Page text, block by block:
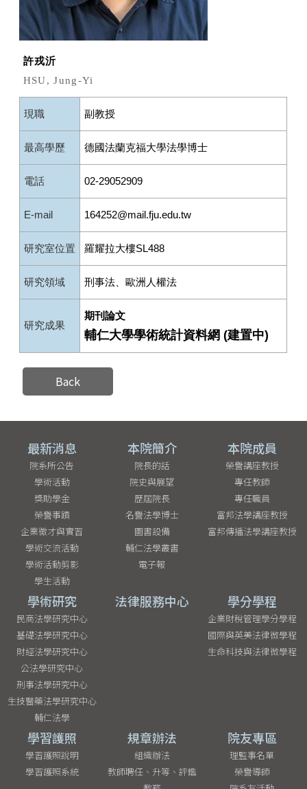
許戎沂
HSU, Jung-Yi
現職 副教授
最高學歷 德國法蘭克福大學法學博士
電話 02-29052909
E-mail 164252@mail.fju.edu.tw
研究室位置 羅耀拉大樓SL488
研究領域 刑事法、歐洲人權法
研究成果
期刊論文
輔仁大學學術統計資料網 (建置中)
Back
最新消息
院系所公告
學術活動
獎助學金
榮譽事蹟
企業徵才與實習
學術交流活動
學術活動剪影
學生活動
本院簡介
院長的話
院史與展望
歷屆院長
名譽法學博士
圖書設備
輔仁法學叢書
電子報
本院成員
榮譽講座教授
專任教師
專任職員
富邦法學講座教授
富邦傳播法學講座教授
學術研究
民商法學研究中心
基礎法學研究中心
財經法學研究中心
公法學研究中心
刑事法學研究中心
生技醫藥法學研究中心
輔仁法學
法律服務中心 學分學程
企業財稅管理學分學程
國際與英美法律微學程
生命科技與法律微學程
學習護照
學習護照說明
學習護照系統
規章辦法
組織辦法
教師聘任、升等、評鑑
院友專區
理監事名單
榮譽導師